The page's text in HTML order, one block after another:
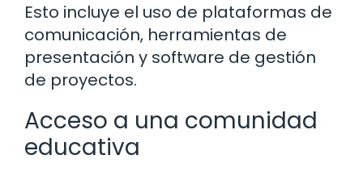
Esto incluye el uso de plataformas de
comunicación, herramientas de
presentación y software de gestión
de proyectos.
Acceso a una comunidad
educativa